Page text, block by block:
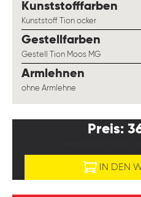
Kunststofffarben
Kunststoff Tion ocker
Gestellfarben
Gestell Tion Moos MG
Armlehnen
ohne Armlehne
Preis:
IN DEN